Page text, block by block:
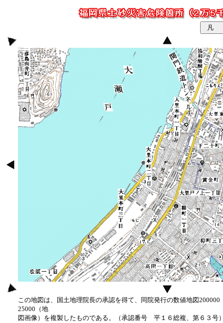
この地図は、国土地理院長の承認を得て、同院発行の数値地図
25000（地
図画像）を複製したものである。（承認番号 平１６総複、第６３号